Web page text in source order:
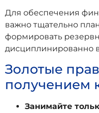
Для обеспечения
важно тщательно
формировать
дисциплинированно
Золотые
получением
Занимайте